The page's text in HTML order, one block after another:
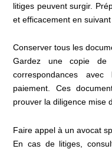
litiges peuvent surgir.
et efficacement en
Conserver tous les
Gardez une copie de
correspondances
paiement. Ces
prouver la diligence mise
Faire appel à un avocat
En cas de litiges,